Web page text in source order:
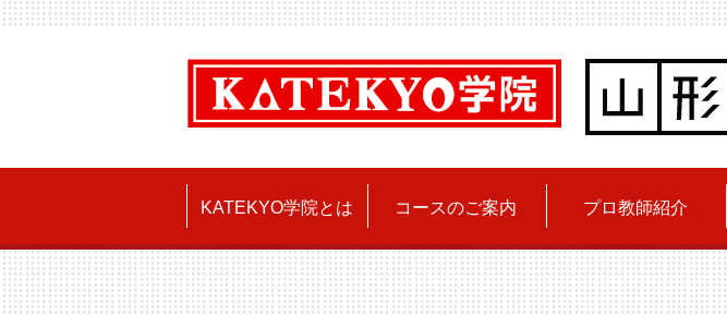
KATEKYO学院とは コースのご案内 プロ教師紹介